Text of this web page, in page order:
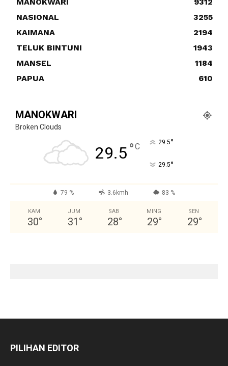
MANOKWARI
9312
NASIONAL
3255
KAIMANA
2194
TELUK BINTUNI
1943
MANSEL
1184
PAPUA
610
MANOKWARI
Broken Clouds
29.5°C 29.5°
29.5°
79 % 3.6kmh 83 %
KAM
30°
JUM
31 °
SAB
28°
MING
29°
SEN
29°
PILIHAN EDITOR